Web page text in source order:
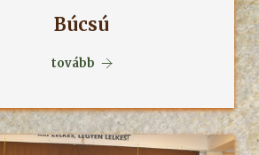
Búcsú
tovább